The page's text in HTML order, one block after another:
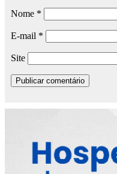
Nome *
E-mail *
Site